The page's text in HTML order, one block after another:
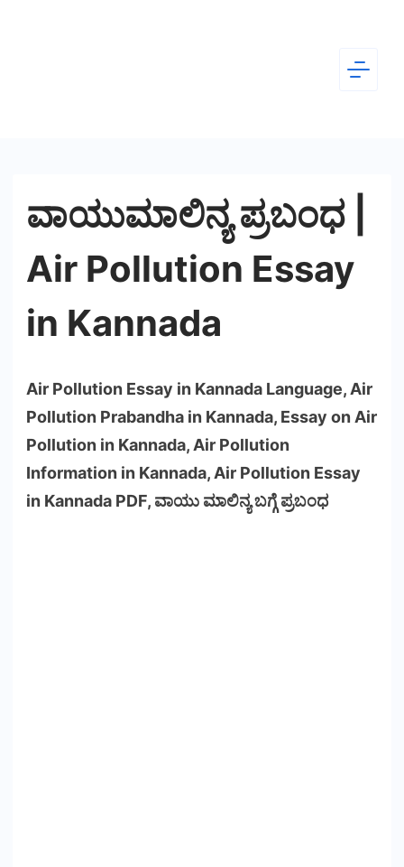
Kannada
ವಾಯುಮಾಲಿನ್ಯ ಪ್ರಬಂಧ |
Air Pollution Essay
in Kannada
Air Pollution Essay in Kannada Language, Air
Pollution Prabandha in Kannada, Essay on Air
Pollution in Kannada, Air Pollution
Information in Kannada, Air Pollution Essay
in Kannada PDF, ವಾಯು ಮಾಲಿನ್ಯ ಬಗ್ಗೆ ಪ್ರಬಂಧ